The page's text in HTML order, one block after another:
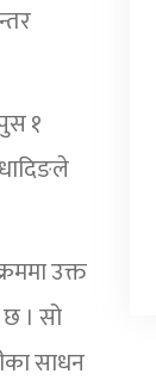
१
उक्त
। सो
साधन